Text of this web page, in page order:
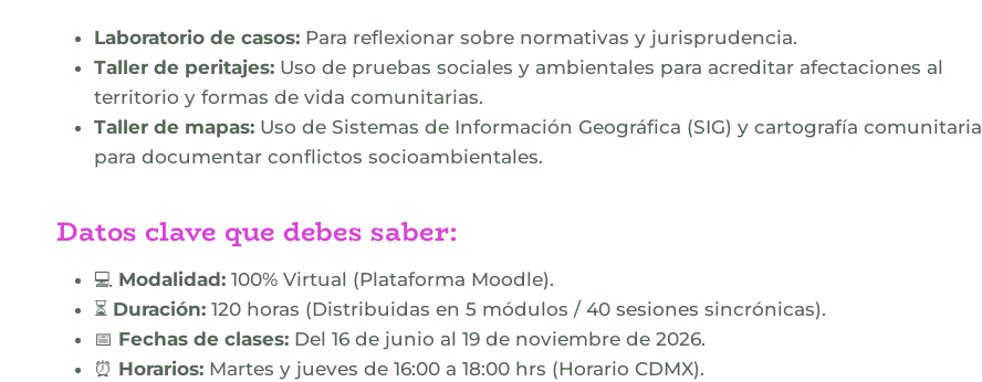
Laboratorio de casos: Para reflexionar sobre normativas y jurisprudencia.
Taller de peritajes: Uso de pruebas sociales y ambientales para acreditar afectaciones al
territorio y formas de vida comunitarias.
Taller de mapas: Uso de Sistemas de Información Geográfica (SIG) y cartografía comunitaria
para documentar conflictos socioambientales.
Datos clave que debes saber:
💻 Modalidad: 100% Virtual (Plataforma Moodle).
⏳ Duración: 120 horas (Distribuidas en 5 módulos / 40 sesiones sincrónicas).
📅 Fechas de clases: Del 16 de junio al 19 de noviembre de 2026.
⏰ Horarios: Martes y jueves de 16:00 a 18:00 hrs (Horario CDMX).